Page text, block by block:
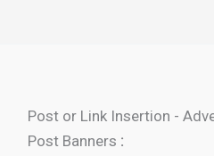
Post or Link Insertion -
Post Banners :